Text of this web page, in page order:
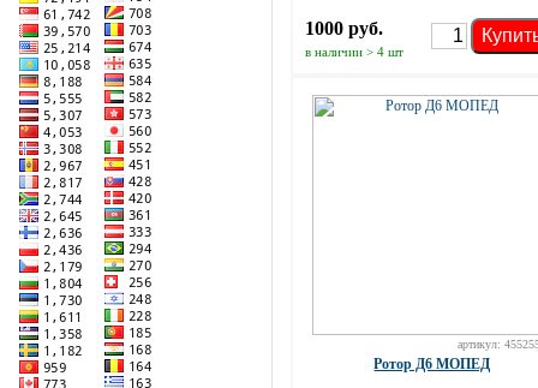
1000 руб.
в наличии > 4 шт
артикул:
Ротор Д6 МОПЕД